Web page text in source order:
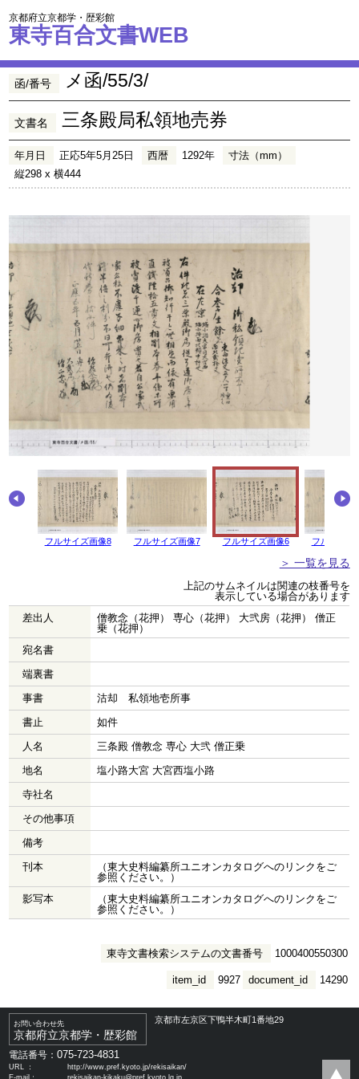
京都府立京都学・歴彩館
東寺百合文書WEB
函/番号 メ函/55/3/
文書名 三条殿局私領地売券
年月日 正応5年5月25日 西暦 1292年
寸法（mm）
縦298 x 横444
フルサイズ画像8 フルサイズ画像7 フルサイズ画像6 フルサイズ
＞ 一覧を見る
上記のサムネイルは関連の枝番号を
表示している場合があります
差出人
僧教念（花押） 専心（花押） 大弐房（花押） 僧正
乗（花押）
宛名書
端裏書
事書
沽却 私領地壱所事
書止
如件
人名
三条殿 僧教念 専心 大弐 僧正乗
地名
塩小路大宮 大宮西塩小路
寺社名
その他事項
備考
刊本
（東大史料編纂所ユニオンカタログへのリンクをご
参照ください。）
影写本
（東大史料編纂所ユニオンカタログへのリンクをご
参照ください。）
東寺文書検索システムの文書番号 1000400550300
document_id 14290
item_id 9927
お問い合わせ先
京都府立京都学・歴彩館
京都市左京区下鴨半木町1番地29
電話番号：075-723-4831
URL ：
http://www.pref.kyoto.jp/rekisaikan/
E-mail：
rekisaikan-kikaku@pref.kyoto.lg.jp